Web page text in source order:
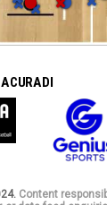
A CURA DI
Content